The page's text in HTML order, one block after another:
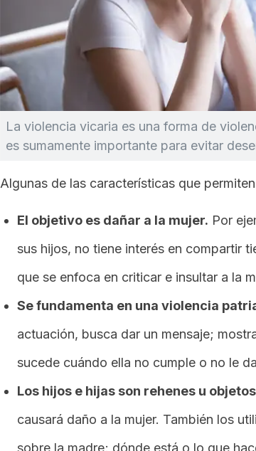
La violencia vicaria es una forma de
es sumamente importante para evitar
Algunas de las características que
El objetivo es dañar a la mujer. Por
sus hijos, no tiene interés en compartir
que se enfoca en criticar e insultar a la
Se fundamenta en una violencia
actuación, busca dar un mensaje;
sucede cuándo ella no cumple o no le
Los hijos e hijas son rehenes u objetos
causará daño a la mujer. También los
sobre la madre; dónde está o lo que